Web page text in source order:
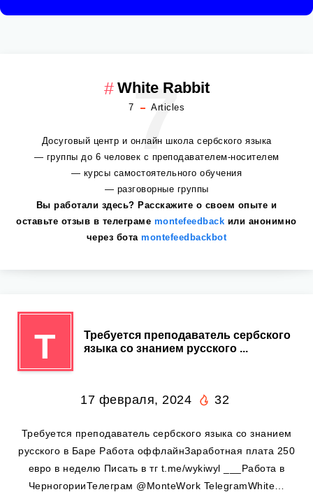
White Rabbit
7 Articles
7
Досуговый центр и онлайн школа сербского языка
— группы до 6 человек с преподавателем-носителем
— курсы самостоятельного обучения
— разговорные группы
Вы работали здесь? Расскажите о своем опыте и
оставьте отзыв в телеграме montefeedback или анонимно
через ботаmontefeedbackbot
Т
Требуется преподаватель сербского
языка со знанием русского ...
17 февраля, 2024 32
Требуется преподаватель сербского языка со знанием
русского в Баре Работа оффлайнЗаработная плата 250
евро в неделю Писать в тг t.me/wykiwyl ___Работа в
ЧерногорииТелеграм @MonteWork TelegramWhite…